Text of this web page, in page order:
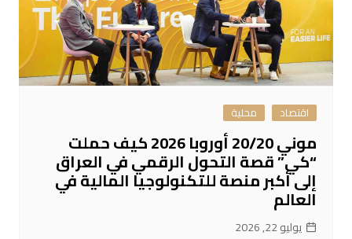
اقتصاد محلية
موني 20/20 أوروبا 2026 كيف حملت
“كي” قصة التحول الرقمي في العراق
إلى أكبر منصة للتكنولوجيا المالية في
العالم
يوليو 22, 2026